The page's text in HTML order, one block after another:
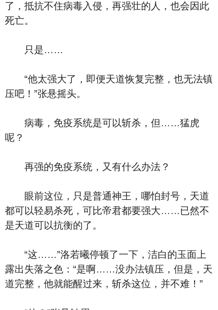
了，抵抗不住病毒入侵，再强壮的人，也会因此
死亡。
只是……
“他太强大了，即便天道恢复完整，也无法镇
压吧！”张悬摇头。
病毒，免疫系统是可以斩杀，但……猛虎
呢？
再强的免疫系统，又有什么办法？
眼前这位，只是普通神王，哪怕封号，天道
都可以轻易杀死，可比帝君都要强大……已然不
是天道可以抗衡的了。
“这……”洛若曦停顿了一下，洁白的玉面上
露出失落之色：“是啊……没办法镇压，但是，天
道完整，他就能醒过来，斩杀这位，并不难！”